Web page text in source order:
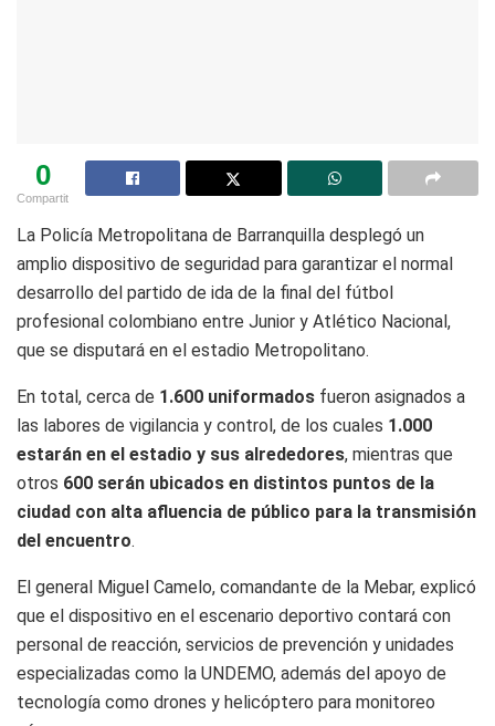
0
Compartit
La Policía Metropolitana de Barranquilla desplegó un
amplio dispositivo de seguridad para garantizar el normal
desarrollo del partido de ida de la final del fútbol
profesional colombiano entre Junior y Atlético Nacional,
que se disputará en el estadio Metropolitano.
En total, cerca de 1.600 uniformados fueron asignados a
las labores de vigilancia y control, de los cuales 1.000
estarán en el estadio y sus alrededores, mientras que
otros 600 serán ubicados en distintos puntos de la
ciudad con alta afluencia de público para la transmisión
del encuentro.
El general Miguel Camelo, comandante de la Mebar, explicó
que el dispositivo en el escenario deportivo contará con
personal de reacción, servicios de prevención y unidades
especializadas como la UNDEMO, además del apoyo de
tecnología como drones y helicóptero para monitoreo